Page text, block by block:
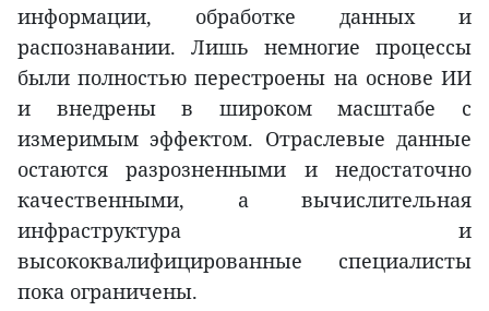
информации, обработке данных и
распознавании. Лишь немногие процессы
были полностью перестроены на основе ИИ
и внедрены в широком масштабе с
измеримым эффектом. Отраслевые данные
остаются разрозненными и недостаточно
качественными, а вычислительная
инфраструктура и
высококвалифицированные специалисты
пока ограничены.